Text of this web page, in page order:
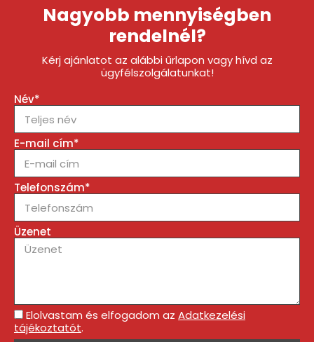
Nagyobb mennyiségben
rendelnél?
Kérj ajánlatot az alábbi űrlapon vagy hívd az
ügyfélszolgálatunkat!
Név*
E-mail cím*
Telefonszám*
Üzenet
Elolvastam és elfogadom az Adatkezelési
tájékoztatót.